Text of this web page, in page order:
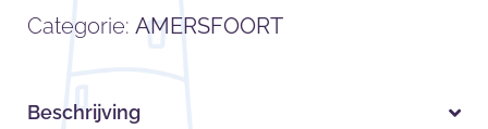
Categorie:AMERSFOORT
Beschrijving